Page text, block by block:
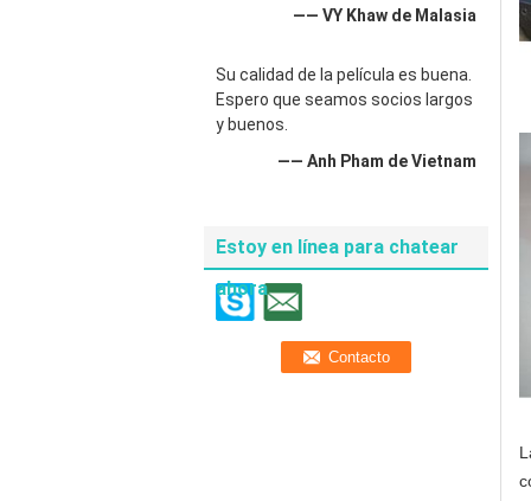
—— VY Khaw de Malasia
Su calidad de la película es buena.
Espero que seamos socios largos
y buenos.
—— Anh Pham de Vietnam
Estoy en línea para chatear
ahora